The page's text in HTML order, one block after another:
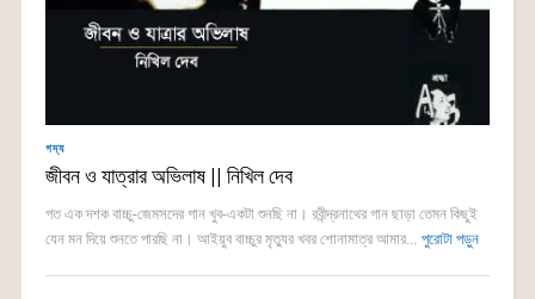
গদ্য
জীবন ও যাত্রার অভিলাষ || নিখিল দেব
গত এক দশক বাচ্চু-জেমসদের গান খুব-একটা শুনছি না। রবীন্দ্রনাথের গান ছাড়া তেমন কিছুই
যেন মন দিয়ে শুনতে পারছি না। আইয়ুব বাচ্চুর মৃত্যুর খবর শোনামাত্র আমার... পুরোটা পড়ুন